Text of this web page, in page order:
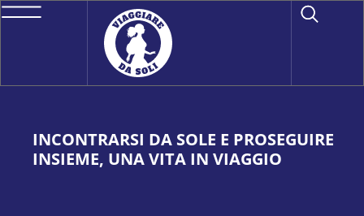
INCONTRARSI DA SOLE E PROSEGUIRE
INSIEME, UNA VITA IN VIAGGIO